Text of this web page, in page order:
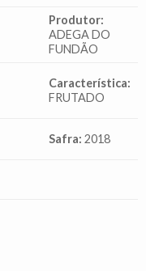
Produtor:
ADEGA DO
FUNDÃO
Característica:
FRUTADO
Safra: 2018